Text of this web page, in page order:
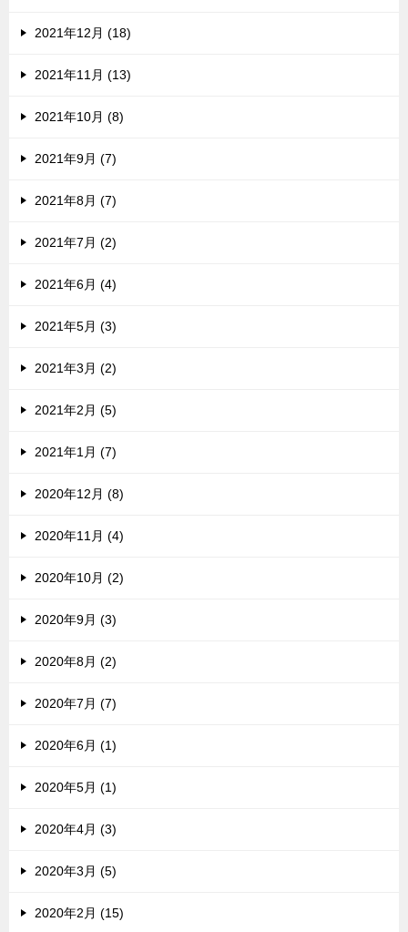
2021年12月 (18)
2021年11月 (13)
2021年10月 (8)
2021年9月 (7)
2021年8月 (7)
2021年7月 (2)
2021年6月 (4)
2021年5月 (3)
2021年3月 (2)
2021年2月 (5)
2021年1月 (7)
2020年12月 (8)
2020年11月 (4)
2020年10月 (2)
2020年9月 (3)
2020年8月 (2)
2020年7月 (7)
2020年6月 (1)
2020年5月 (1)
2020年4月 (3)
2020年3月 (5)
2020年2月 (15)